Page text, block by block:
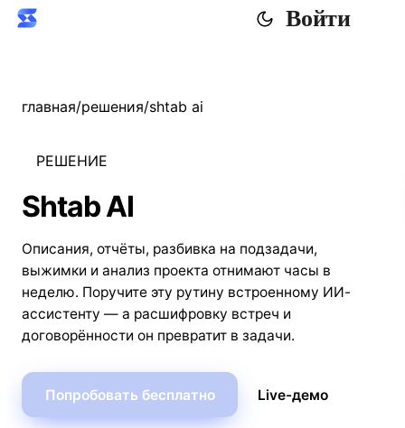
Войти
главная/решения/shtab ai
РЕШЕНИЕ
Shtab AI
Описания, отчёты, разбивка на подзадачи,
выжимки и анализ проекта отнимают часы в
неделю. Поручите эту рутину встроенному ИИ-
ассистенту — а расшифровку встреч и
договорённости он превратит в задачи.
Попробовать бесплатно Live-демо